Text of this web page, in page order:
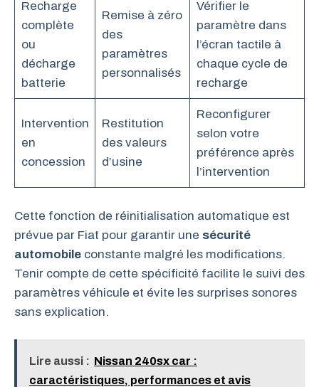
Recharge
complète
ou
décharge
batterie
Remise à zéro
des
paramètres
personnalisés
Vérifier le
paramètre dans
l’écran tactile à
chaque cycle de
recharge
Intervention
en
concession
Restitution
des valeurs
d’usine
Reconfigurer
selon votre
préférence après
l’intervention
Cette fonction de réinitialisation automatique est
prévue par Fiat pour garantir une sécurité
automobile constante malgré les modifications.
Tenir compte de cette spécificité facilite le suivi des
paramètres véhicule et évite les surprises sonores
sans explication.
Lire aussi : Nissan 240sx car :
caractéristiques, performances et avis